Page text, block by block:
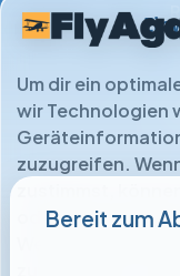
Um dir ein
wir Technologien
zuzugreifen.
zustimmst,
oder eindeutige
Wenn du deine
Bereit zum